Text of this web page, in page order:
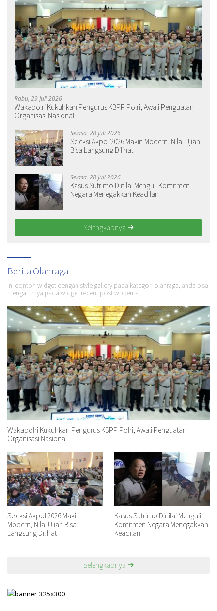
Rabu, 29 Juli 2026
Wakapolri Kukuhkan Pengurus KBPP Polri, Awali Penguatan
Organisasi Nasional
Selasa, 28 Juli 2026
Seleksi Akpol 2026 Makin Modern, Nilai Ujian
Bisa Langsung Dilihat
Selasa, 28 Juli 2026
Kasus Sutrimo Dinilai Menguji Komitmen
Negara Menegakkan Keadilan
Selengkapnya
Berita Olahraga
Ini contoh widget dengan style gallery pada kategori olahraga, anda bisa
mengaturnya pada widget recent post wpberita.
Wakapolri Kukuhkan Pengurus KBPP Polri, Awali Penguatan
Organisasi Nasional
Seleksi Akpol 2026 Makin
Modern, Nilai Ujian Bisa
Langsung Dilihat
Kasus Sutrimo Dinilai Menguji
Komitmen Negara Menegakkan
Keadilan
Selengkapnya